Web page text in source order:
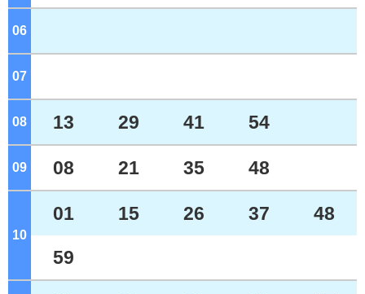
06
07
08 13 29 41 54
09 08 21 35 48
10 ジ
01 15 26 37 48
59